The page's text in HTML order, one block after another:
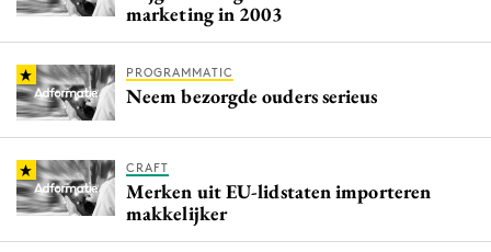
marketing in 2003
PROGRAMMATIC
Neem bezorgde ouders serieus
CRAFT
Merken uit EU-lidstaten importeren
makkelijker